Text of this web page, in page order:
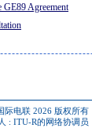
GE89 Agreement
际电联 2026 版权所有
: ITU-R的网络协调员